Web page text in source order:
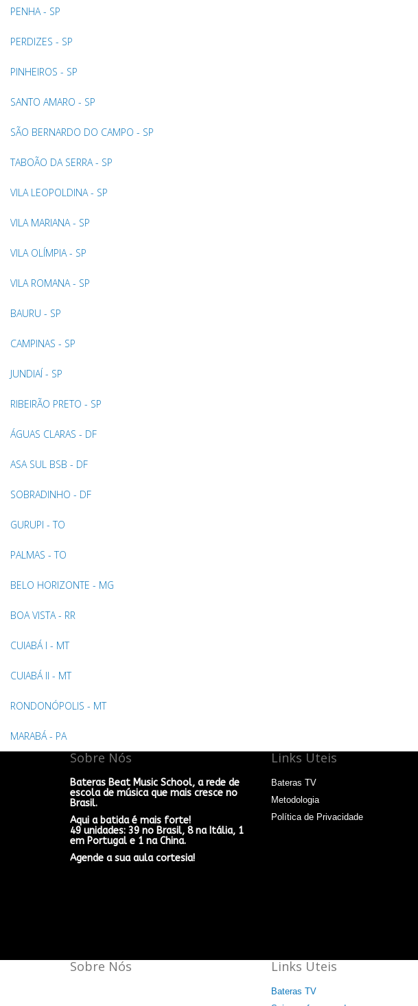
PENHA - SP
PERDIZES - SP
PINHEIROS - SP
SANTO AMARO - SP
SÃO BERNARDO DO CAMPO - SP
TABOÃO DA SERRA - SP
VILA LEOPOLDINA - SP
VILA MARIANA - SP
VILA OLÍMPIA - SP
VILA ROMANA - SP
BAURU - SP
CAMPINAS - SP
JUNDIAÍ - SP
RIBEIRÃO PRETO - SP
ÁGUAS CLARAS - DF
ASA SUL BSB - DF
SOBRADINHO - DF
GURUPI - TO
PALMAS - TO
BELO HORIZONTE - MG
BOA VISTA - RR
CUIABÁ I - MT
CUIABÁ II - MT
RONDONÓPOLIS - MT
MARABÁ - PA
Sobre Nós
Bateras Beat Music School, a rede de
escola de música que mais cresce no
Brasil.
Aqui a batida é mais forte!
49 unidades: 39 no Brasil, 8 na Itália, 1
em Portugal e 1 na China.
Agende a sua aula cortesia!
Links Uteis
Bateras TV
Metodologia
Política de Privacidade
Sobre Nós Links Uteis
Bateras TV